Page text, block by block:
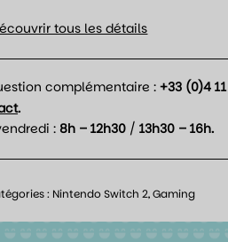
tous les détails
complémentaire :+33 (0)4 11
.
: 8h – 12h30 /13h30 – 16h.
: Nintendo Switch 2,Gaming